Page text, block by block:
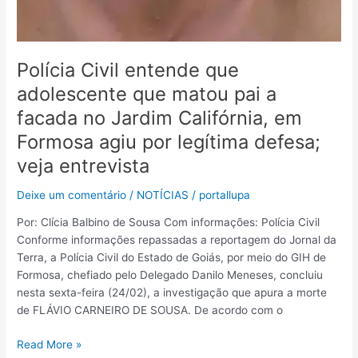
Polícia Civil entende que
adolescente que matou pai a
facada no Jardim Califórnia, em
Formosa agiu por legítima defesa;
veja entrevista
Deixe um comentário / NOTÍCIAS / portallupa
Por: Clícia Balbino de Sousa Com informações: Polícia Civil
Conforme informações repassadas a reportagem do Jornal da
Terra, a Polícia Civil do Estado de Goiás, por meio do GIH de
Formosa, chefiado pelo Delegado Danilo Meneses, concluiu
nesta sexta-feira (24/02), a investigação que apura a morte
de FLÁVIO CARNEIRO DE SOUSA. De acordo com o
Read More »